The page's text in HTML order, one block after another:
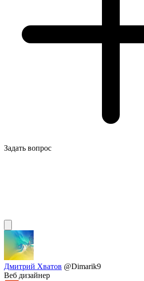
Задать вопрос
Дмитрий Хватов @Dimarik9
Веб дизайнер